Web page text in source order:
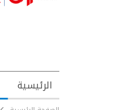
الرئيسية